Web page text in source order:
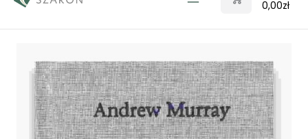
Menu
0,00zł